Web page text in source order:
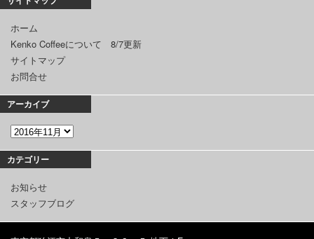
ホーム
Kenko Coffeeについて 8/7更新
サイトマップ
お問合せ
アーカイブ
カテゴリー
お知らせ
スタッフブログ